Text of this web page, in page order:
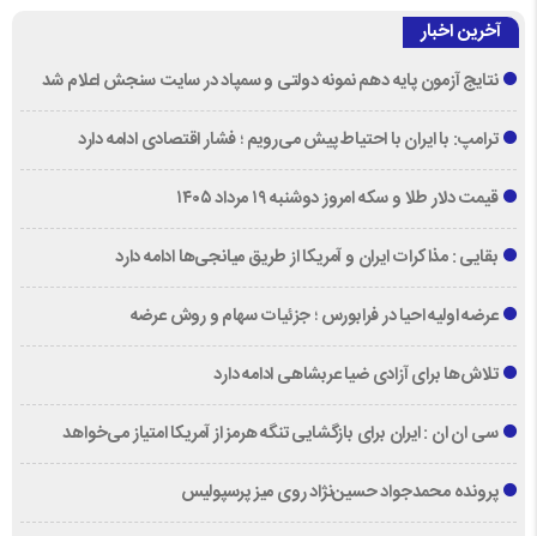
آخرین اخبار
نتایج آزمون پایه دهم نمونه دولتی و سمپاد در سایت سنجش اعلام شد
ترامپ: با ایران با احتیاط پیش می‌رویم ؛ فشار اقتصادی ادامه دارد
قیمت دلار طلا و سکه امروز دوشنبه ۱۹ مرداد ۱۴۰۵
بقایی : مذاکرات ایران و آمریکا از طریق میانجی‌ها ادامه دارد
عرضه اولیه احیا در فرابورس ؛ جزئیات سهام و روش عرضه
تلاش‌ها برای آزادی ضیا عربشاهی ادامه دارد
سی ان ان : ایران برای بازگشایی تنگه هرمز از آمریکا امتیاز می‌خواهد
پرونده محمدجواد حسین‌نژاد روی میز پرسپولیس